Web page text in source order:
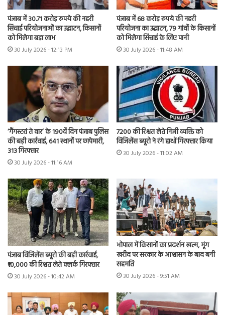
पंजाब में 30.71 करोड़ रुपये की नहरी
सिंचाई परियोजनाओं का उद्घाटन, किसानों
को मिलेगा बड़ा लाभ
30 July 2026 - 12:13 PM
पंजाब में 68 करोड़ रुपये की नहरी
परियोजना का उद्घाटन, 79 गांवों के किसानों
को मिलेगा सिंचाई के लिए पानी
30 July 2026 - 11:48 AM
‘गैंगस्टरां ते वार’ के 190वें दिन पंजाब पुलिस
की बड़ी कार्रवाई, 641 स्थानों पर छापेमारी,
313 गिरफ्तार
30 July 2026 - 11:16 AM
7200 की रिश्वत लेते निजी व्यक्ति को
विजिलेंस ब्यूरो ने रंगे हाथों गिरफ्तार किया
30 July 2026 - 11:02 AM
पंजाब विजिलेंस ब्यूरो की बड़ी कार्रवाई,
₹10,000 की रिश्वत लेते क्लर्क गिरफ्तार
30 July 2026 - 10:42 AM
भोपाल में किसानों का प्रदर्शन खत्म, मूंग
खरीद पर सरकार के आश्वासन के बाद बनी
सहमति
30 July 2026 - 9:51 AM